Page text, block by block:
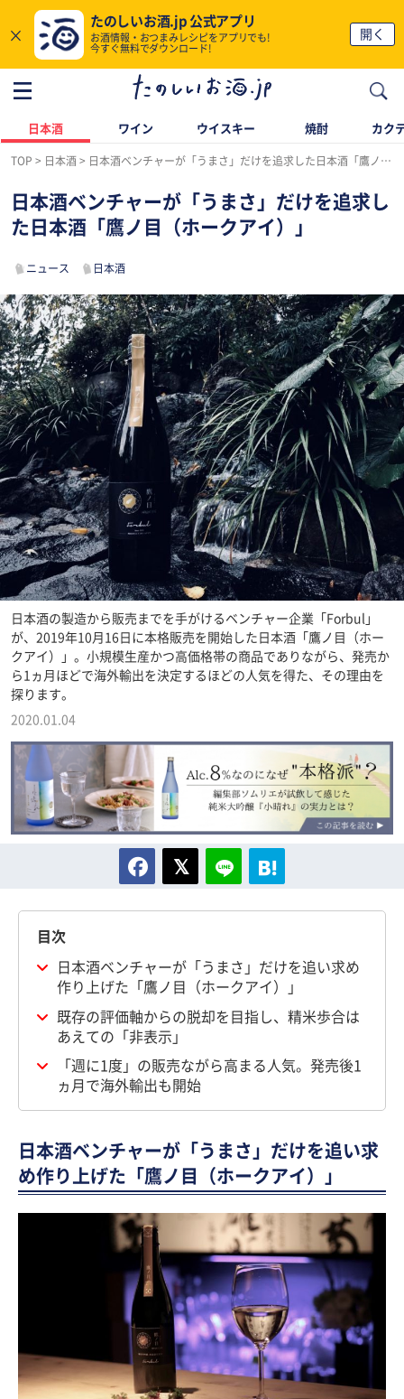
×
たのしいお酒.jp 公式アプリ
お酒情報・おつまみレシピをアプリでも!
今すぐ無料でダウンロード!
開く
日本酒 ワイン ウイスキー 焼酎 カク
TOP 日本酒 日本酒ベンチャーが「うまさ」だけを追求した日本酒「鷹ノ目（ホークアイ）」
日本酒ベンチャーが「うまさ」だけを追求し
た日本酒「鷹ノ目（ホークアイ）」
ニュース 日本酒
日本酒の製造から販売までを手がけるベンチャー企業「Forbul」
が、2019年10月16日に本格販売を開始した日本酒「鷹ノ目（ホー
クアイ）」。小規模生産かつ高価格帯の商品でありながら、発売か
ら1ヵ月ほどで海外輸出を決定するほどの人気を得た、その理由を
探ります。
2020.01.04
目次
日本酒ベンチャーが「うまさ」だけを追い求め
作り上げた「鷹ノ目（ホークアイ）」
既存の評価軸からの脱却を目指し、精米歩合は
あえての「非表示」
「週に1度」の販売ながら高まる人気。発売後1
ヵ月で海外輸出も開始
日本酒ベンチャーが「うまさ」だけを追い求
め作り上げた「鷹ノ目（ホークアイ）」